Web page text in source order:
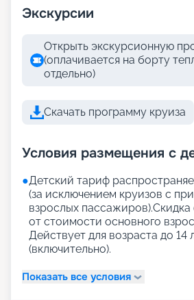
Экскурсии
Открыть экскурсионную
(оплачивается на борту
отдельно)
Скачать программу круиза
Условия размещения с
●Детский тариф
(за исключением круизов с
взрослых пассажиров).Скидка
от стоимости основного
Действует для возраста до 14
(включительно).
Показать все условия